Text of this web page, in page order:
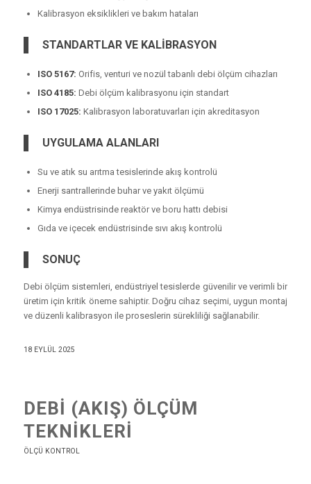
Kalibrasyon eksiklikleri ve bakım hataları
STANDARTLAR VE KALİBRASYON
ISO 5167: Orifis, venturi ve nozül tabanlı debi ölçüm cihazları
ISO 4185: Debi ölçüm kalibrasyonu için standart
ISO 17025: Kalibrasyon laboratuvarları için akreditasyon
UYGULAMA ALANLARI
Su ve atık su arıtma tesislerinde akış kontrolü
Enerji santrallerinde buhar ve yakıt ölçümü
Kimya endüstrisinde reaktör ve boru hattı debisi
Gıda ve içecek endüstrisinde sıvı akış kontrolü
SONUÇ
Debi ölçüm sistemleri, endüstriyel tesislerde güvenilir ve verimli bir
üretim için kritik öneme sahiptir. Doğru cihaz seçimi, uygun montaj
ve düzenli kalibrasyon ile proseslerin sürekliliği sağlanabilir.
18 EYLÜL 2025
DEBI (AKIŞ) ÖLÇÜM
TEKNIKLERI
ÖLÇÜ KONTROL